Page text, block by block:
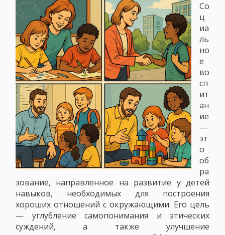
Со
ц
иа
ль
но
е
во
сп
ит
ан
ие
—
эт
о
об
ра
зование, направленное на развитие у детей
навыков, необходимых для построения
хороших отношений с окружающими. Его цель
— углубление самопонимания и этических
суждений, а также улучшение